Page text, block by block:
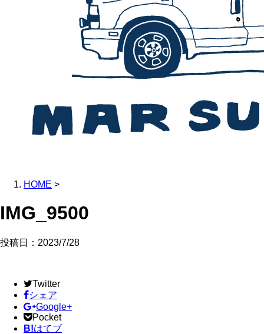
HOME >
IMG_9500
投稿日： 2023/7/28
Twitter
シェア
Google+
Pocket
B!はてブ